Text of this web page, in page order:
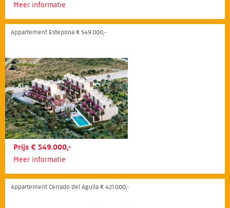
Meer informatie
Appartement Estepona € 549.000,-
Prijs € 549.000,-
Meer informatie
Appartement Cerrado del Águila € 421.000,-